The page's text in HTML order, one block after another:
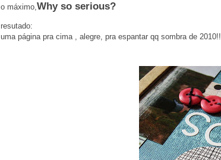
o máximo,Why so serious?
resutado:
uma página pra cima , alegre, pra espantar qq sombra de 2010!!